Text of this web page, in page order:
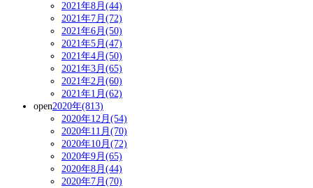
2021年8月(44)
2021年7月(72)
2021年6月(50)
2021年5月(47)
2021年4月(50)
2021年3月(65)
2021年2月(60)
2021年1月(62)
open2020年(813)
2020年12月(54)
2020年11月(70)
2020年10月(72)
2020年9月(65)
2020年8月(44)
2020年7月(70)